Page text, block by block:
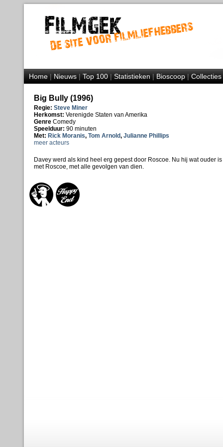
Home|Nieuws|Top 100|Statistieken|Bioscoop|Collecties
Big Bully (1996)
Regie: Steve Miner
Herkomst: Verenigde Staten van Amerika
Genre Comedy
Speelduur: 90 minuten
Met: Rick Moranis, Tom Arnold, Julianne Phillips
meer acteurs
Davey werd als kind heel erg gepest door Roscoe. Nu hij wat ouder
met Roscoe, met alle gevolgen van dien.